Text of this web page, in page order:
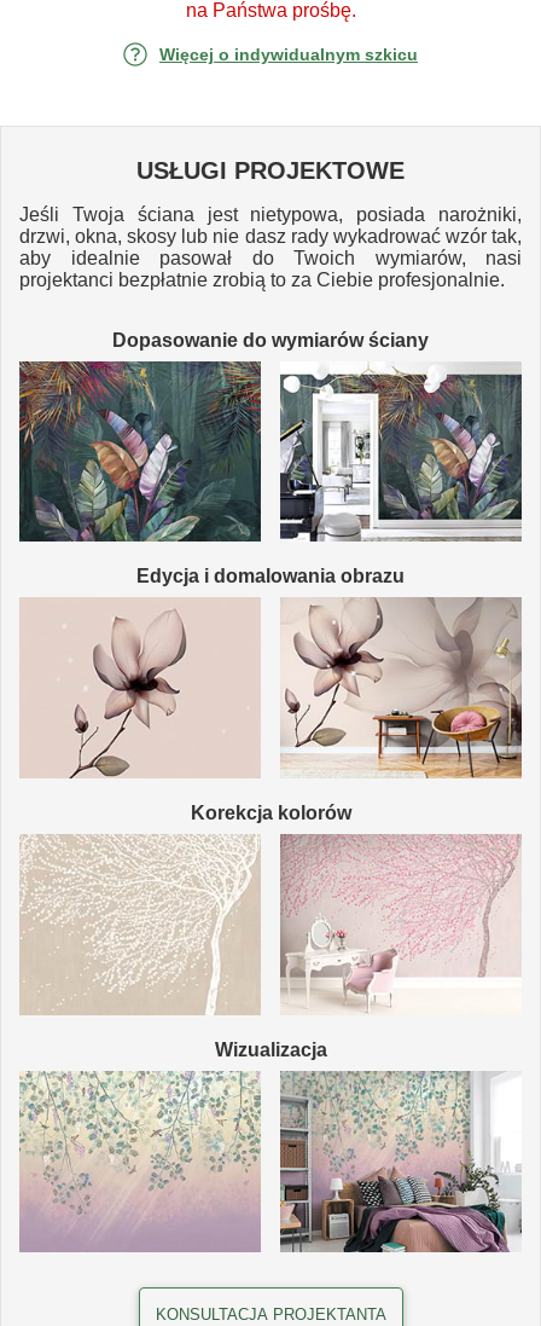
na Państwa prośbę.
Więcej o indywidualnym szkicu
USŁUGI PROJEKTOWE
Jeśli Twoja ściana jest nietypowa, posiada narożniki,
drzwi, okna, skosy lub nie dasz rady wykadrować wzór tak,
aby idealnie pasował do Twoich wymiarów, nasi
projektanci bezpłatnie zrobią to za Ciebie profesjonalnie.
Dopasowanie do wymiarów ściany
Edycja i domalowania obrazu
Korekcja kolorów
Wizualizacja
KONSULTACJA PROJEKTANTA